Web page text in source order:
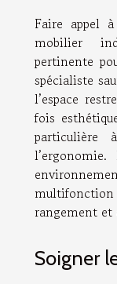
Faire appel
mobilier
pertinente
spécialiste
l’espace
fois
rangement
Soigner